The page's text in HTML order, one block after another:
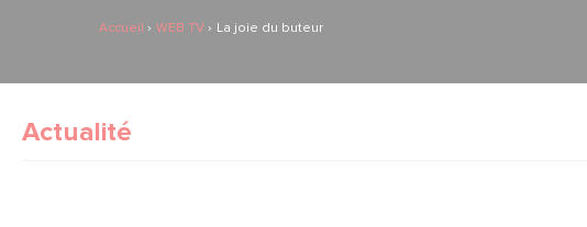
Accueil WEB TV La joie du buteur
Actualité